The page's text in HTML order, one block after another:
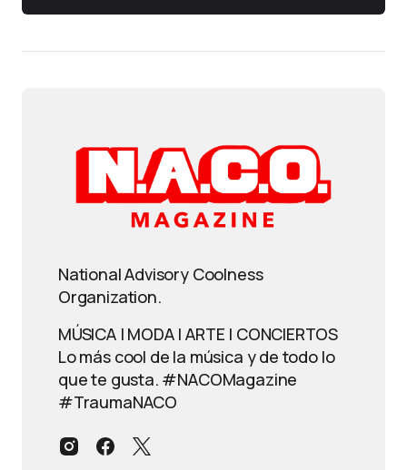
National Advisory Coolness
Organization.
MÚSICA | MODA | ARTE | CONCIERTOS
Lo más cool de la música y de todo lo
que te gusta. #NACOMagazine
#TraumaNACO